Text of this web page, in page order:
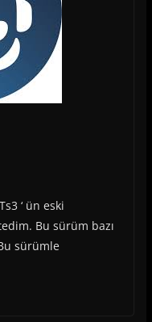
‘ ün eski
Bu sürüm bazı
sürümle